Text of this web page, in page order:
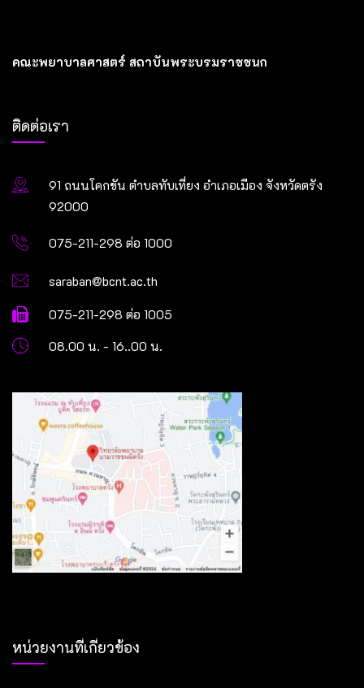
คณะพยาบาลศาสตร์ สถาบันพระบรมราชชนก
ติดต่อเรา
91 ถนนโคกขัน ตำบลทับเที่ยง อำเภอเมือง จังหวัดตรัง
92000
075-211-298 ต่อ 1000
saraban@bcnt.ac.th
075-211-298 ต่อ 1005
08.00 น. - 16..00 น.
หน่วยงานที่เกี่ยวข้อง